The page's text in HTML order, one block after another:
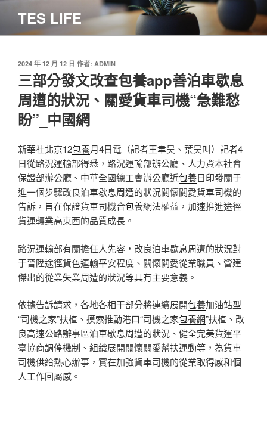
主
TES LIFE
發
佈
於
2024 年 12 月 12 日 作者: ADMIN
三部分發文改查包養app善泊車歇息
周遭的狀況、關愛貨車司機“急難愁
盼”_中國網
新華社北京12包養月4日電（記者王聿昊、葉昊叫）記者4
日從路況運輸部得悉，路況運輸部辦公廳、人力資本社會
保證部辦公廳、中華全國總工會辦公廳近包養日印發關于
進一個步驟改良泊車歇息周遭的狀況關懷關愛貨車司機的
告訴，旨在保證貨車司機合包養網法權益，加速推進途徑
貨運轉業高東西的品質成長。
路況運輸部有關擔任人先容，改良泊車歇息周遭的狀況對
于晉陞途徑貨色運輸平安程度、關懷關愛從業職員、營建
傑出的從業失業周遭的狀況等具有主要意義。
依據告訴請求，各地各相干部分將連續展開包養加油站型
“司機之家”扶植、摸索推動港口“司機之家包養網”扶植、改
良高速公路辦事區泊車歇息周遭的狀況、健全完美貨運平
臺協商調停機制、組織展開關懷關愛幫扶運動等，為貨車
司機供給熱心辦事，實在加強貨車司機的從業取得感和個
人工作回屬感。